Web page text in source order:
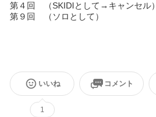
第４回 （SKIDIとして→キャンセル）
第９回 （ソロとして）
いいね
1
コメント